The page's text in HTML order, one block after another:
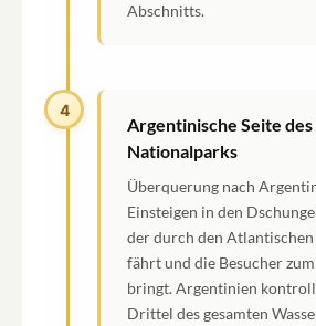
Abschnitts.
4
Argentinische Seite des
Nationalparks
Überquerung nach
Einsteigen in den
der durch den Atlantischen
fährt und die Besucher
bringt. Argentinien
Drittel des gesamten